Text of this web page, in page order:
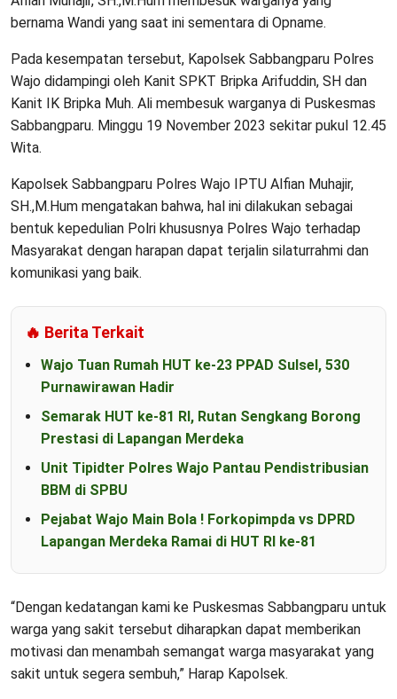
bernama Wandi yang saat ini sementara di Opname.
Pada kesempatan tersebut, Kapolsek Sabbangparu Polres
Wajo didampingi oleh Kanit SPKT Bripka Arifuddin, SH dan
Kanit IK Bripka Muh. Ali membesuk warganya di Puskesmas
Sabbangparu. Minggu 19 November 2023 sekitar pukul 12.45
Wita.
Kapolsek Sabbangparu Polres Wajo IPTU Alfian Muhajir,
SH.,M.Hum mengatakan bahwa, hal ini dilakukan sebagai
bentuk kepedulian Polri khususnya Polres Wajo terhadap
Masyarakat dengan harapan dapat terjalin silaturrahmi dan
komunikasi yang baik.
🔥 Berita Terkait
Wajo Tuan Rumah HUT ke-23 PPAD Sulsel, 530
Purnawirawan Hadir
Semarak HUT ke-81 RI, Rutan Sengkang Borong
Prestasi di Lapangan Merdeka
Unit Tipidter Polres Wajo Pantau Pendistribusian
BBM di SPBU
Pejabat Wajo Main Bola ! Forkopimpda vs DPRD
Lapangan Merdeka Ramai di HUT RI ke-81
“Dengan kedatangan kami ke Puskesmas Sabbangparu untuk
warga yang sakit tersebut diharapkan dapat memberikan
motivasi dan menambah semangat warga masyarakat yang
sakit untuk segera sembuh,” Harap Kapolsek.